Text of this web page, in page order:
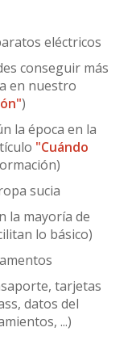
eléctricos
conseguir más
en nuestro
)
la época en la
"Cuándo
sucia
la mayoría de
lo básico)
tarjetas
datos del
...)